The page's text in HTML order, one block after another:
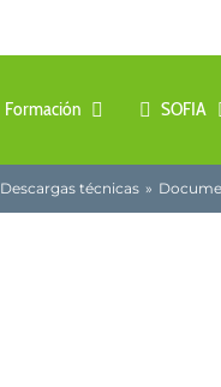
Formación SOFIA
Descargas técnicas